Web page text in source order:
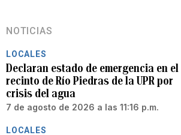
NOTICIAS
LOCALES
Declaran estado de emergencia en el
recinto de Río Piedras de la UPR por
crisis del agua
7 de agosto de 2026 a las 11:16 p.m.
LOCALES